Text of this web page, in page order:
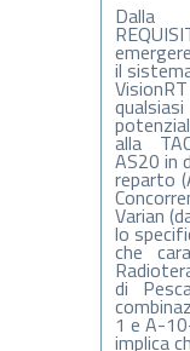
Dalla
il
qualsiasi
alla
AS20 in
reparto
Varian
lo
che
di
1 e A-
implica